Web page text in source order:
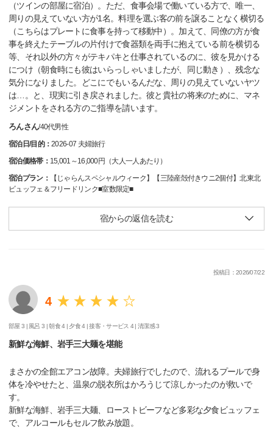
（ツインの部屋に宿泊）。ただ、食事会場で働いている方で、唯一、
周りの見えていない方が1名。料理を選ぶ客の前を譲ることなく横切る
（こちらはプレートに食事を持って移動中）。加えて、同僚の方が食
事を終えたテーブルの片付けで食器類を両手に抱えている前を横切る
等、それ以外の方々がテキパキと仕事されているのに、彼を見かける
につけ（朝食時にも彼はいらっしゃいましたが、同じ動き）、残念な
気分になりました。どこにでもいるんだな、周りの見えていないヤツ
は…。と、現実に引き戻されました。彼と貴社の将来のために、マネ
ジメントをされる方のご指導を請います。
ろんさん/40代男性
宿泊日/目的：2026-07 夫婦旅行
宿泊価格帯： 15,001～16,000円（大人一人あたり）
宿泊プラン：
【じゃらんスペシャルウィーク】【三陸産殻付きウニ2個付】北東北
ビュッフェ＆フリードリンク■室数限定■
宿からの返信を読む
投稿日：2026/07/22
4
部屋 3 | 風呂 3 |朝食 4 | 夕食 4 |接客・サービス 4 |清潔感 3
新鮮な海鮮、岩手三大麺を堪能
まさかの全館エアコン故障。夫婦旅行でしたので、流れるプールで身
体を冷やせたと、温泉の脱衣所はかろうじて涼しかったのが救いで
す。
新鮮な海鮮、岩手三大麺、ローストビーフなど多彩な夕食ビュッフェ
で、アルコールもセルフ飲み放題。